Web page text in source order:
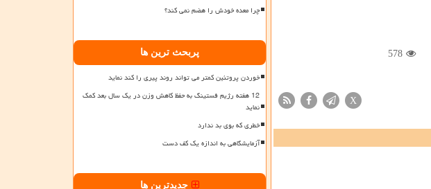
578
X
چرا معده خودش را هضم نمی کند؟
پربحث ترین ها
خوردن پروتئین کمتر می تواند روند پیری را کند نماید
12 هفته رژیم فستینگ به حفظ کاهش وزن در یک سال بعد کمک
نماید
خطری که بوی بد ندارد
آزمایشگاهی به اندازه یک کف دست
جدیدترین ها